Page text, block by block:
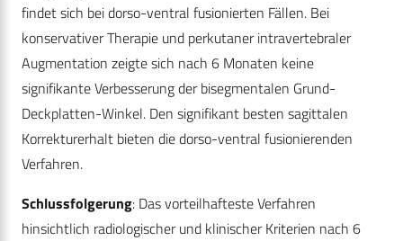
findet sich bei dorso-ventral fusionierten Fällen. Bei
konservativer Therapie und perkutaner intravertebraler
Augmentation zeigte sich nach 6 Monaten keine
signifikante Verbesserung der bisegmentalen Grund-
Deckplatten-Winkel. Den signifikant besten sagittalen
Korrekturerhalt bieten die dorso-ventral fusionierenden
Verfahren.
Schlussfolgerung: Das vorteilhafteste Verfahren
hinsichtlich radiologischer und klinischer Kriterien nach 6